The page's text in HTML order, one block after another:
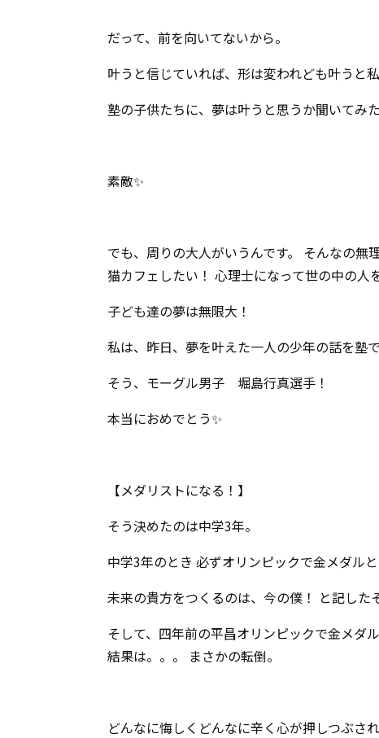
だって、前を向いてないから。
叶うと信じていれば、形は変われども叶うと
塾の子供たちに、夢は叶うと思うか聞いてみ
素敵✨
でも、周りの大人がいうんです。 そんなの無
猫カフェしたい！ 心理士になって世の中の人
子ども達の夢は無限大！
私は、昨日、夢を叶えた一人の少年の話を塾で
そう、モーグル男子 堀島行真選手！
本当におめでとう✨
【メダリストになる！】
そう決めたのは中学3年。
中学3年のとき 必ずオリンピックで金メダル
未来の貴方をつくるのは、今の僕！ と記した
そして、四年前の平昌オリンピックで金メダ
結果は。。。 まさかの転倒。
どんなに悔しくどんなに辛く心が押しつぶさ